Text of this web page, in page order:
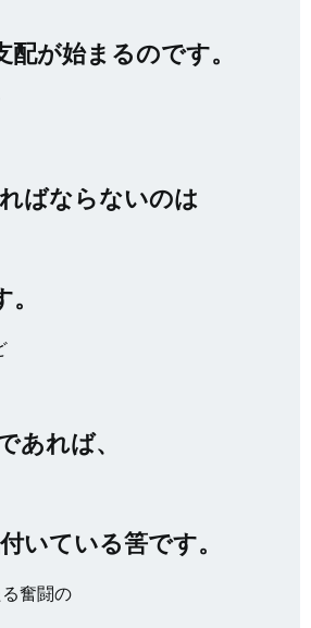
配が始まるのです。
ばならないのは
あれば、
いている筈です。
る奮闘の